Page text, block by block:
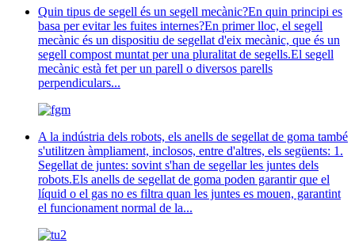
Quin tipus de segell és un segell mecànic?En quin principi es
basa per evitar les fuites internes?En primer lloc, el segell
mecànic és un dispositiu de segellat d'eix mecànic, que és un
segell compost muntat per una pluralitat de segells.El segell
mecànic està fet per un parell o diversos parells
perpendiculars...
A la indústria dels robots, els anells de segellat de goma també
s'utilitzen àmpliament, inclosos, entre d'altres, els següents: 1.
Segellat de juntes: sovint s'han de segellar les juntes dels
robots.Els anells de segellat de goma poden garantir que el
líquid o el gas no es filtra quan les juntes es mouen, garantint
el funcionament normal de la...